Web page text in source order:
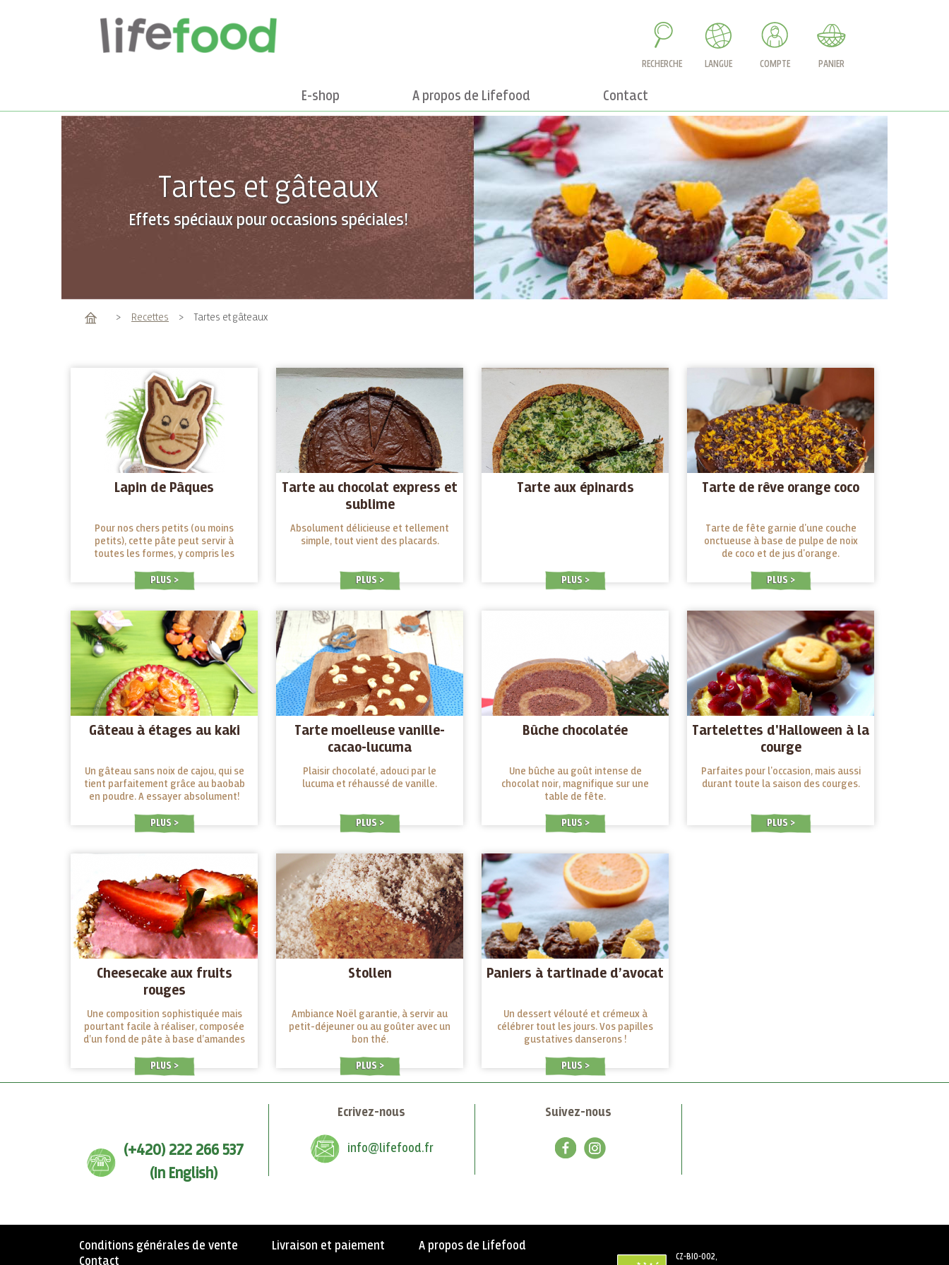
RECHERCHE LANGUE COMPTE PANIER
E-shop A propos de Lifefood Contact
Tartes et gâteaux
Effets spéciaux pour occasions spéciales!
Accueil > Recettes > Tartes et gâteaux
Lapin de Pâques
Pour nos chers petits (ou moins
petits), cette pâte peut servir à
toutes les formes, y compris les
PLUS
Tarte au chocolat express et
sublime
Absolument délicieuse et tellement
simple, tout vient des placards.
PLUS
Tarte aux épinards
PLUS
Tarte de rêve orange coco
Tarte de fête garnie d'une couche
onctueuse à base de pulpe de noix
de coco et de jus d'orange.
PLUS
Gâteau à étages au kaki
Un gâteau sans noix de cajou, qui se
tient parfaitement grâce au baobab
en poudre. A essayer absolument!
PLUS
Tarte moelleuse vanille-
cacao-lucuma
Plaisir chocolaté, adouci par le
lucuma et réhaussé de vanille.
PLUS
Bûche chocolatée
Une bûche au goût intense de
chocolat noir, magnifique sur une
table de fête.
PLUS
Tartelettes d'Halloween à la
courge
Parfaites pour l'occasion, mais aussi
durant toute la saison des courges.
PLUS
Cheesecake aux fruits
rouges
Une composition sophistiquée mais
pourtant facile à réaliser, composée
d’un fond de pâte à base d’amandes
aux fruits rouges, avec une touche
de vanille et de citron.
PLUS
Stollen
Ambiance Noël garantie, à servir au
petit-déjeuner ou au goûter avec un
bon thé.
PLUS
Paniers à tartinade d’avocat
Un dessert vélouté et crémeux à
célébrer tout les jours. Vos papilles
gustatives danserons !
PLUS
(+420) 222 266 537
(In English)
Ecrivez-nous
info@lifefood.fr
Suivez-nous
Conditions générales de vente Livraison et paiement
A propos de Lifefood
Contact
CZ-BIO-002,